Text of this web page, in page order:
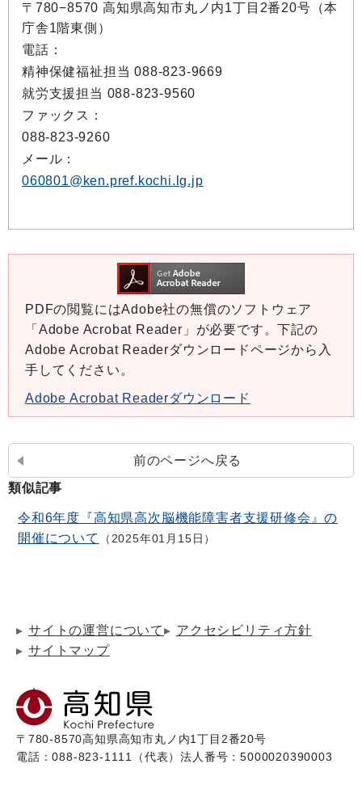
〒780−8570 高知県高知市丸ノ内1丁目2番20号（本
庁舎1階東側）
電話：
精神保健福祉担当 088-823-9669
就労支援担当 088-823-9560
ファックス：
088-823-9260
メール：
060801@ken.pref.kochi.lg.jp
PDFの閲覧にはAdobe社の無償のソフトウェア
「Adobe Acrobat Reader」が必要です。下記の
Adobe Acrobat Readerダウンロードページから入
手してください。
Adobe Acrobat Readerダウンロード
前のページへ戻る
類似記事
令和6年度『高知県高次脳機能障害者支援研修会』の
開催について
2025年01月15日
サイトの運営について
アクセシビリティ方針
サイトマップ
〒780-8570高知県高知市丸ノ内1丁目2番20号
電話：088-823-1111（代表）法人番号：5000020390003